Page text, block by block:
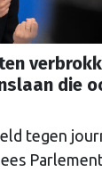
die
tegen